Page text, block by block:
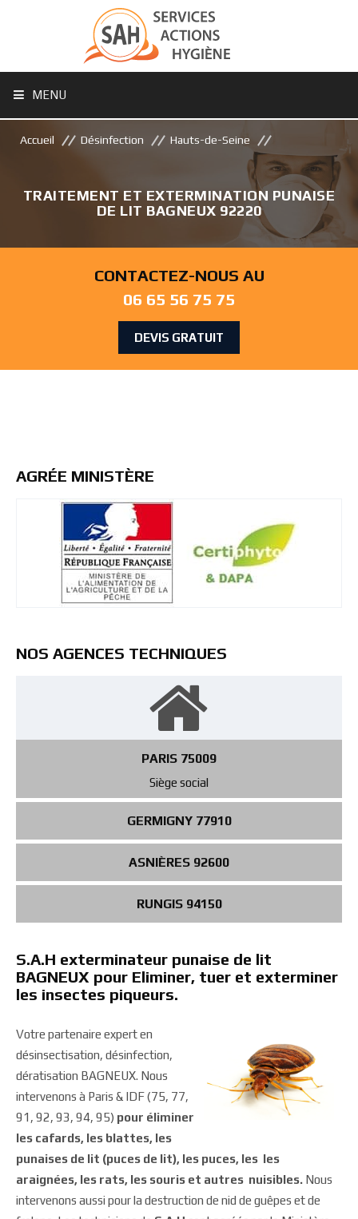
MENU
Accueil Désinfection Hauts-de-Seine
TRAITEMENT ET EXTERMINATION PUNAISE
DE LIT BAGNEUX 92220
CONTACTEZ-NOUS AU
06 65 56 75 75
DEVIS GRATUIT
AGRÉE MINISTÈRE
NOS AGENCES TECHNIQUES
PARIS 75009
Siège social
GERMIGNY 77910
ASNIÈRES 92600
RUNGIS 94150
S.A.H exterminateur punaise de lit
BAGNEUX pour Eliminer, tuer et exterminer
les insectes piqueurs.
Votre partenaire expert en
désinsectisation, désinfection,
dératisation BAGNEUX. Nous
intervenons à Paris & IDF (75, 77,
91, 92, 93, 94, 95) pour éliminer
les cafards, les blattes, les
punaises de lit (puces de lit), les puces, les les
araignées, les rats, les souris et autres nuisibles. Nous
intervenons aussi pour la destruction de nid de guêpes et de